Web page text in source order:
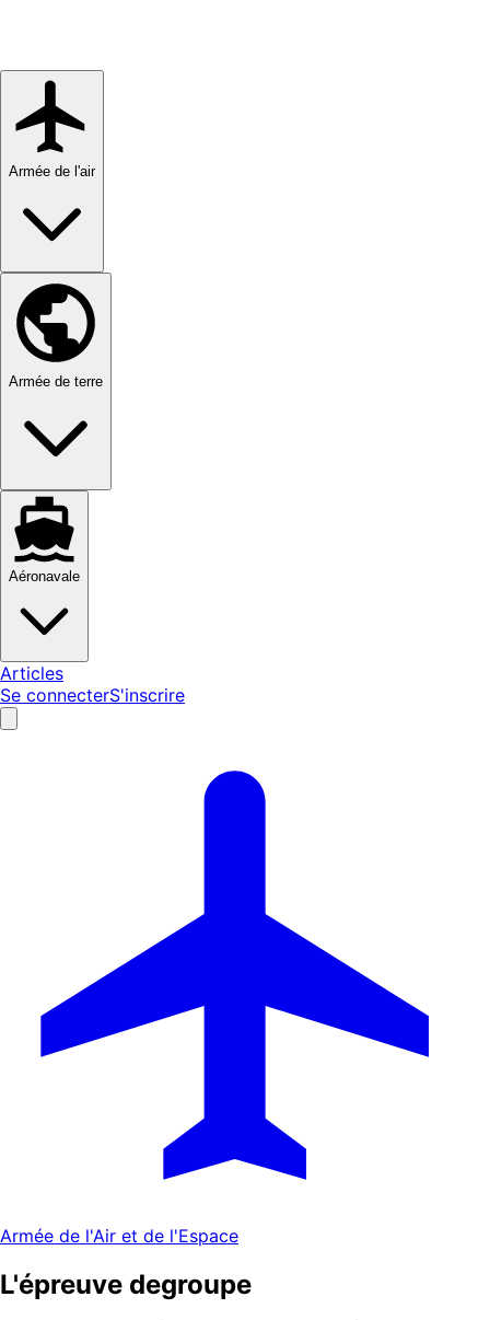
Armée de l'air
Armée de terre
Aéronavale
Articles
Se connecterS'inscrire
Armée de l'Air et de l'Espace
L'épreuve degroupe